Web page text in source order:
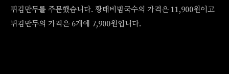
튀김만두를 주문했습니다. 황태비빔국수의 가격은 11,900원이고
튀김만두의 가격은 6개에 7,900원입니다.